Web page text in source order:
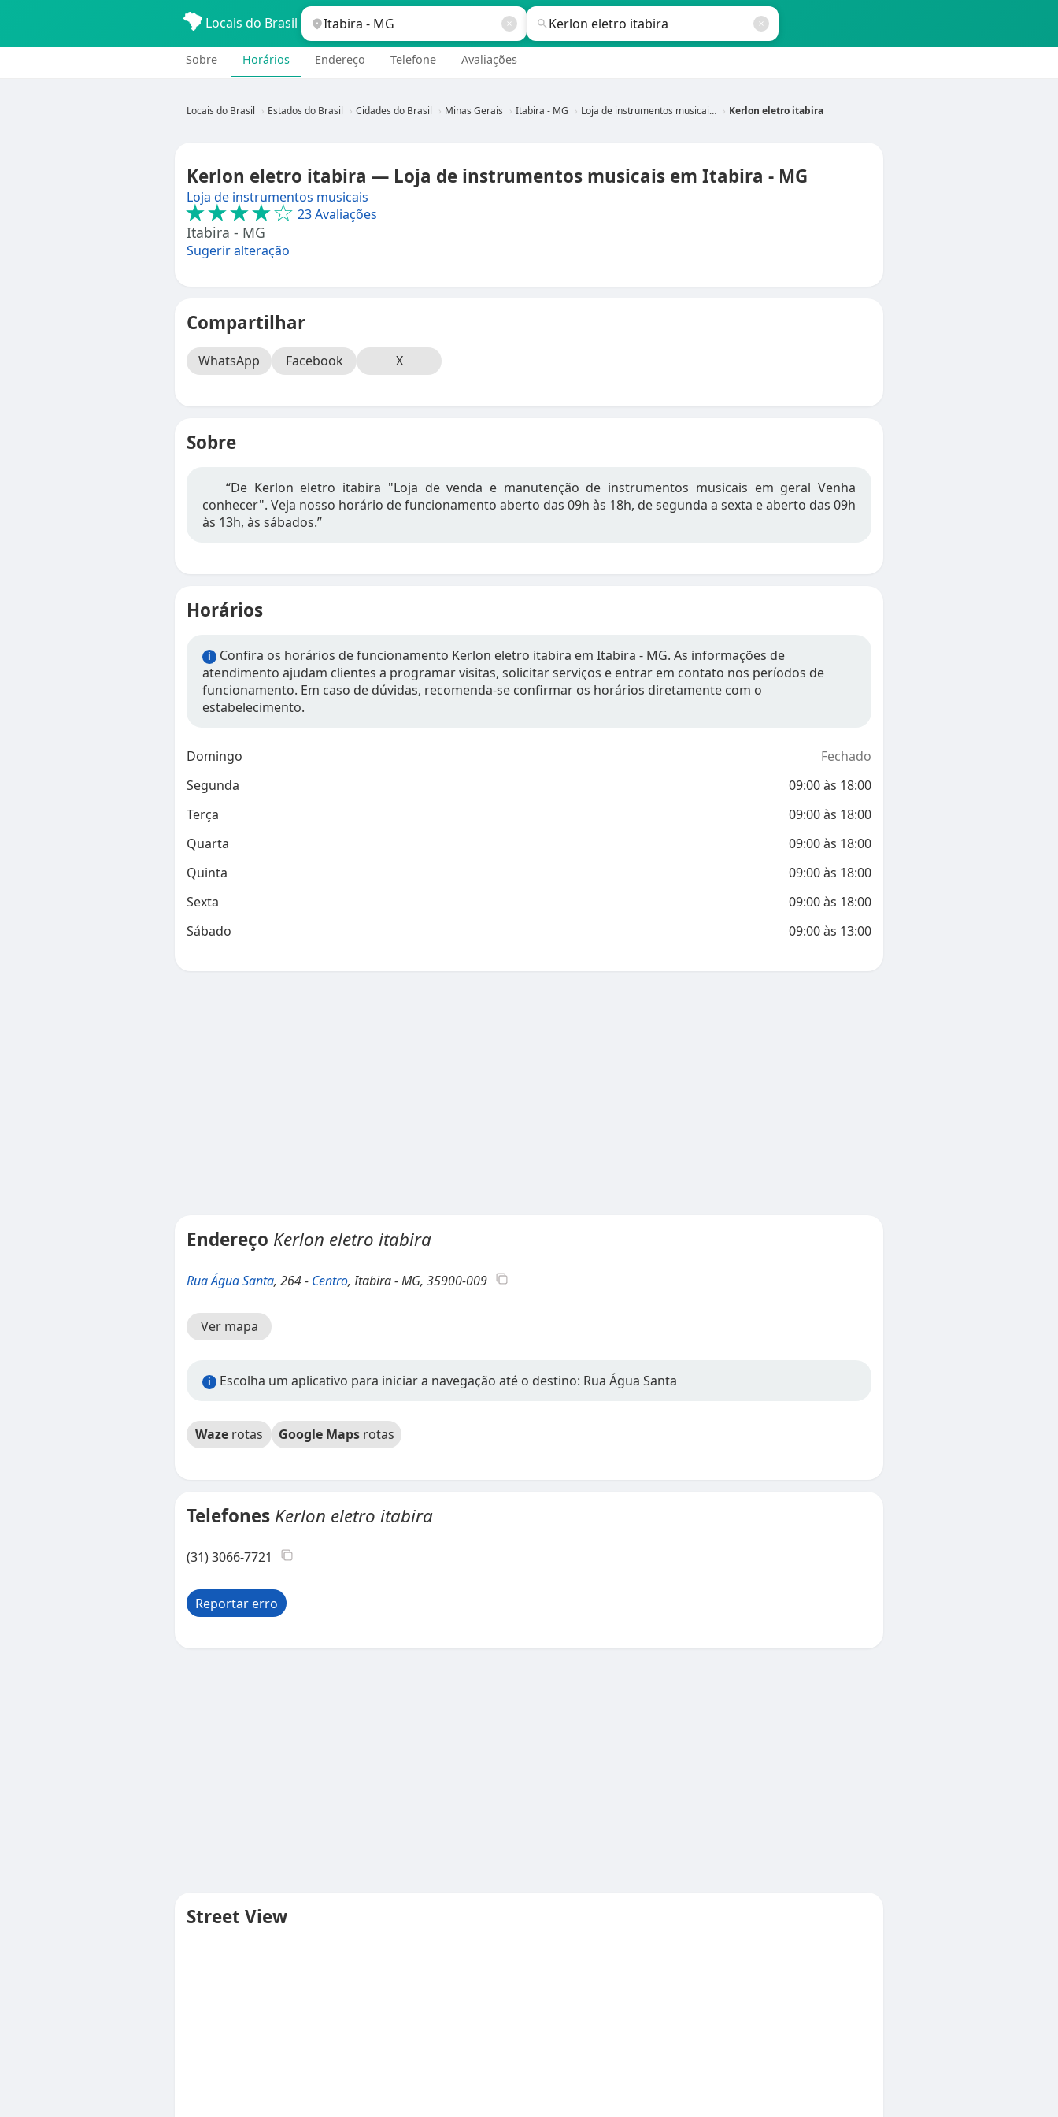
Locais do Brasil
Sobre Horários Endereço Telefone Avaliações
Locais do Brasil Estados do Brasil Cidades do Brasil Minas Gerais Itabira - MG Loja de instrumentos musicais em Itabira - MG Kerlon eletro itabira
Kerlon eletro itabira — Loja de instrumentos musicais em Itabira - MG
Loja de instrumentos musicais
★★★★☆ 23 Avaliações
Itabira - MG
Sugerir alteração
Compartilhar
WhatsApp Facebook X
Sobre
“De Kerlon eletro itabira "Loja de venda e manutenção de instrumentos musicais em geral Venha
conhecer". Veja nosso horário de funcionamento aberto das 09h às 18h, de segunda a sexta e aberto das 09h
às 13h, às sábados.”
Horários
i
Confira os horários de funcionamento Kerlon eletro itabira em Itabira - MG. As informações de
atendimento ajudam clientes a programar visitas, solicitar serviços e entrar em contato nos períodos de
funcionamento. Em caso de dúvidas, recomenda-se confirmar os horários diretamente com o
estabelecimento.
Domingo
Fechado
Segunda
09:00às 18:00
Terça
09:00às 18:00
Quarta
09:00às 18:00
Quinta
09:00às 18:00
Sexta
09:00às 18:00
Sábado
09:00às 13:00
Endereço Kerlon eletro itabira
Rua Água Santa, 264 - Centro, Itabira - MG, 35900-009
Ver mapa
i Escolha um aplicativo para iniciar a navegação até o destino: Rua Água Santa
Waze rotas Google Maps rotas
Telefones Kerlon eletro itabira
(31) 3066-7721
Reportar erro
Street View